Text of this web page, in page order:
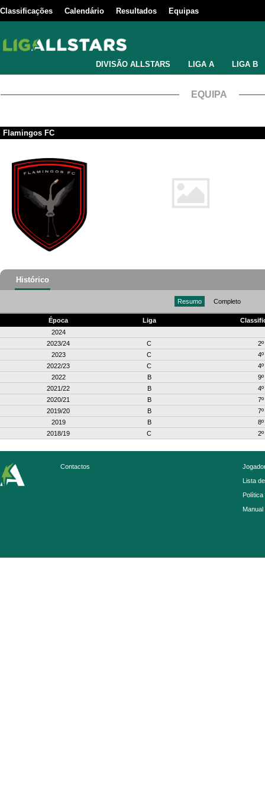
Classificações Calendário Resultados Equipas
DIVISÃO ALLSTARS LIGA A LIGA B
EQUIPA
Flamingos FC
Histórico
Resumo Completo
Época Liga
2024
2023/24
C
2º
2023
C
4º
2022/23
C
4º
2022
B
9º
2021/22
B
4º
2020/21
B
7º
2019/20
B
7º
2019
B
8º
2018/19
C 2º
Contactos
Lista
Política